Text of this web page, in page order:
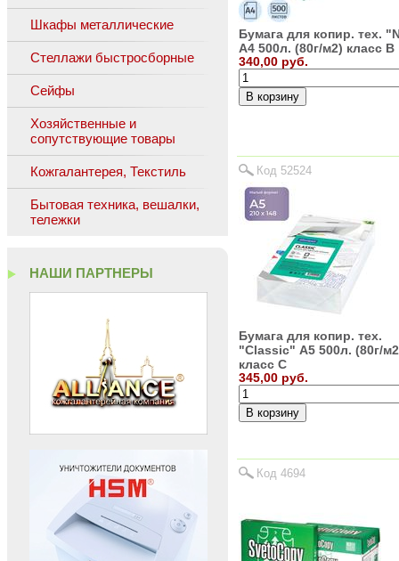
Бумага для копир. тех.
А4 500л. (80г/м2) класс B
340,00 руб.
Код 52524
Бумага для копир. тех.
"Classic" А5 500л. (80г/
класс C
345,00 руб.
Код 4694
Шкафы металлические
Стеллажи быстросборные
Сейфы
Хозяйственные и
сопутствующие товары
Кожгалантерея, Текстиль
Бытовая техника, вешалки,
тележки
НАШИ ПАРТНЕРЫ